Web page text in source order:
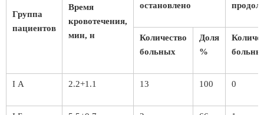
Группа
пациентов
Время
кровотечения,
мин, н
остановлено
Количество
больных
Доля
%
I А 2.2+1.1 13 100 0